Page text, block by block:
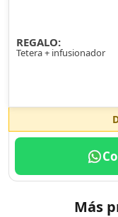
REGALO:
Tetera + infusionador
Más